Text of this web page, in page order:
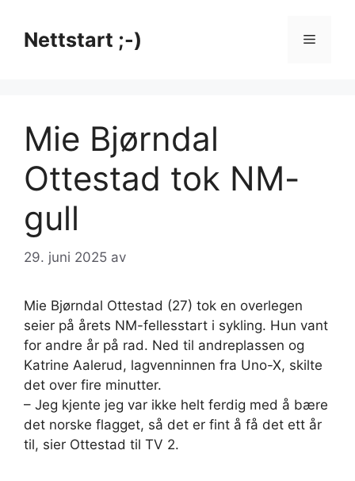
innholdNettstart ;-) Meny
Mie Bjørndal
Ottestad tok NM-
gull
29. juni 2025 av
Mie Bjørndal Ottestad (27) tok en overlegen
seier på årets NM-fellesstart i sykling. Hun vant
for andre år på rad. Ned til andreplassen og
Katrine Aalerud, lagvenninnen fra Uno-X, skilte
det over fire minutter.
– Jeg kjente jeg var ikke helt ferdig med å bære
det norske flagget, så det er fint å få det ett år
til, sier Ottestad til TV 2.